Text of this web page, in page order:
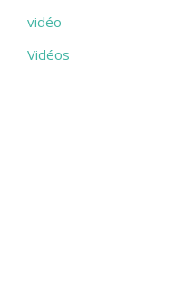
vidéo
Vidéos